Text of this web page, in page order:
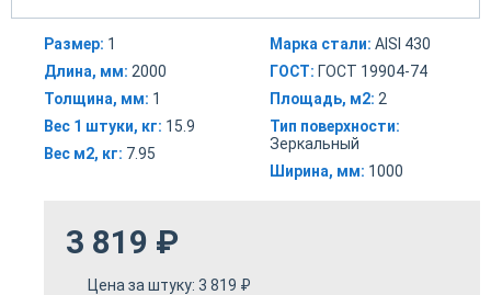
Размер: 1
Длина, мм: 2000
Толщина, мм: 1
Вес 1 штуки, кг: 15.9
Вес м2, кг: 7.95
Марка стали: AISI 430
ГОСТ: ГОСТ 19904-74
Площадь, м2: 2
Тип поверхности:
Зеркальный
Ширина, мм: 1000
3 819 ₽
Цена за штуку: 3 819 ₽